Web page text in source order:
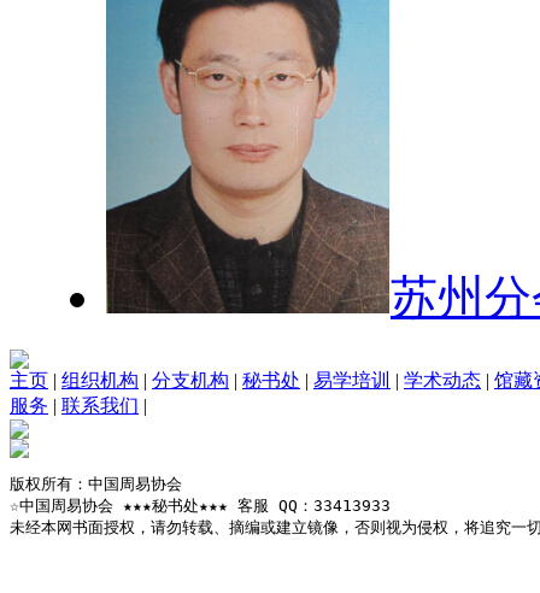
苏州
主页 | 组织机构 | 分支机构 | 秘书处 | 易学培训 | 学术动态 | 馆藏
服务 | 联系我们 |
版权所有：中国周易协会
☆中国周易协会 ★★★秘书处★★★ 客服 QQ：33413933
未经本网书面授权，请勿转载、摘编或建立镜像，否则视为侵权，将追究一